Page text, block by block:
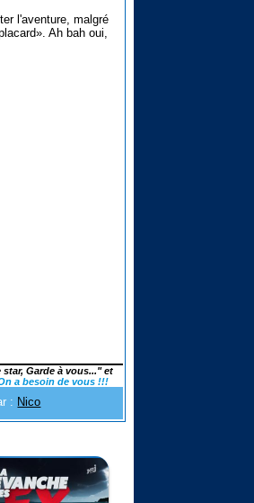
l'aventure, malgré
Ah bah oui,
Garde à vous..." et
a besoin de vous !!!
: Nico